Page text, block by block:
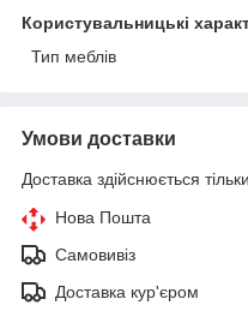
Користувальницькі
Тип меблів
Умови доставки
Доставка здійснюється
Нова Пошта
Самовивіз
Доставка кур'єром